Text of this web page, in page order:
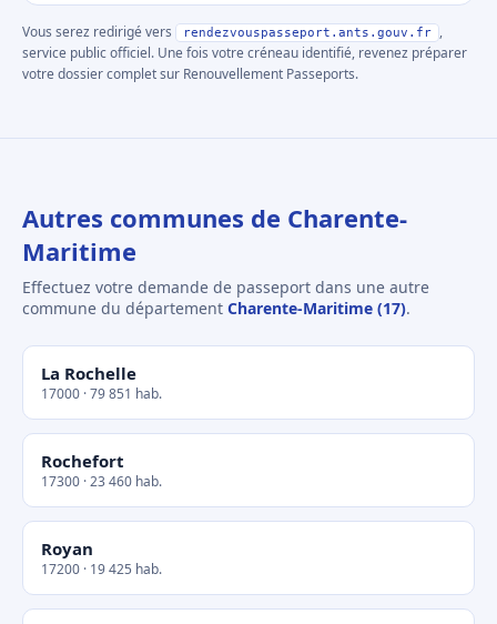
Vous serez redirigé vers rendezvouspasseport.ants.gouv.fr
,
service public officiel. Une fois votre créneau identifié, revenez préparer
votre dossier complet sur Renouvellement Passeports.
Autres communes de Charente-
Maritime
Effectuez votre demande de passeport dans une autre
commune du département Charente-Maritime (17).
La Rochelle
17000 · 79 851 hab.
Rochefort
17300 · 23 460 hab.
Royan
17200 · 19 425 hab.